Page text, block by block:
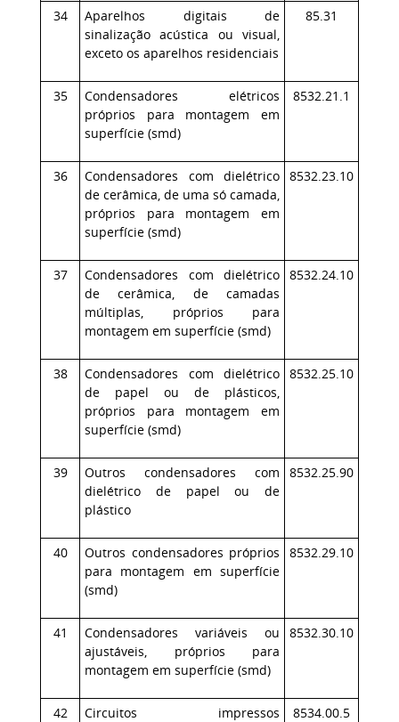
34
Aparelhos digitais de
sinalização acústica ou visual,
exceto os aparelhos residenciais
85.31
35
Condensadores elétricos
próprios para montagem em
superfície (smd)
8532.21.1
36
Condensadores com dielétrico
de cerâmica, de uma só camada,
próprios para montagem em
superfície (smd)
8532.23.10
37
Condensadores com dielétrico
de cerâmica, de camadas
múltiplas, próprios para
montagem em superfície (smd)
8532.24.10
38
Condensadores com dielétrico
de papel ou de plásticos,
próprios para montagem em
superfície (smd)
8532.25.10
39
Outros condensadores com
dielétrico de papel ou de
plástico
8532.25.90
40
Outros condensadores próprios
para montagem em superfície
(smd)
8532.29.10
41
Condensadores variáveis ou
ajustáveis, próprios para
montagem em superfície (smd)
8532.30.10
42
Circuitos impressos
8534.00.5